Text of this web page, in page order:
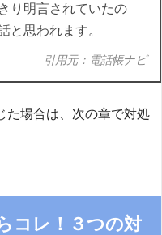
り明言されていたの
と思われます。
引用元：電話帳ナビ
た場合は、次の章で対処
コレ！３つの対